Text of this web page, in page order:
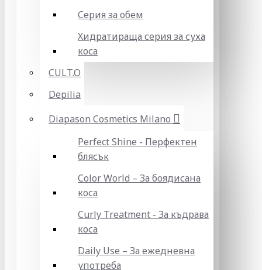
Серия за обем
Хидратираща серия за суха
коса
CULT.O
Depilia
Diapason Cosmetics Milano
Perfect Shine - Перфектен
блясък
Color World – За боядисана
коса
Curly Treatment - За къдрава
коса
Daily Use – За ежедневна
употреба